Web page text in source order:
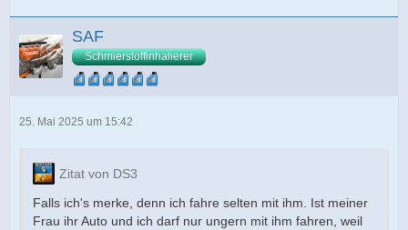
SAF
Schmierstoffinhalierer
25. Mai 2025 um 15:42
Zitat von DS3
Falls ich's merke, denn ich fahre selten mit ihm. Ist meiner
Frau ihr Auto und ich darf nur ungern mit ihm fahren, weil